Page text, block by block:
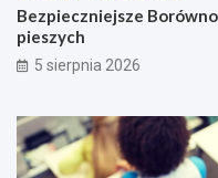
Bezpieczniejsze
pieszych
5 sierpnia 2026